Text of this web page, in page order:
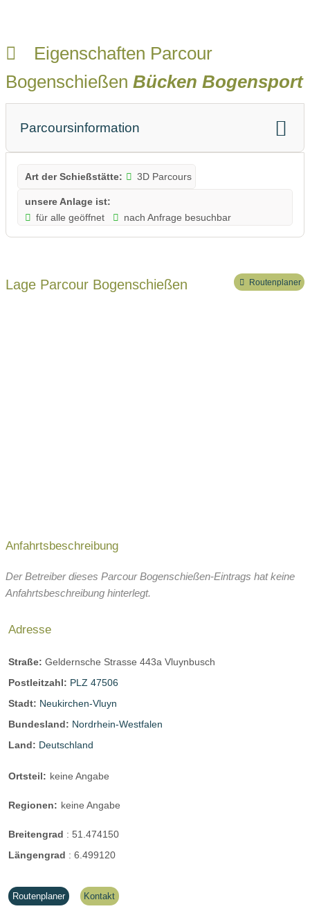
Eigenschaften Parcour
Bogenschießen Bücken Bogensport
Parcoursinformation
Art der Schießstätte: 3D Parcours
unsere Anlage ist:
für alle geöffnet
nach Anfrage besuchbar
Lage Parcour Bogenschießen Routenplaner
Anfahrtsbeschreibung
Der Betreiber dieses Parcour Bogenschießen-Eintrags hat keine
Anfahrtsbeschreibung hinterlegt.
Adresse
Straße: Geldernsche Strasse 443a Vluynbusch
Postleitzahl: PLZ 47506
Stadt: Neukirchen-Vluyn
Bundesland: Nordrhein-Westfalen
Land: Deutschland
Ortsteil: keine Angabe
Regionen: keine Angabe
Breitengrad : 51.474150
Längengrad : 6.499120
Routenplaner Kontakt